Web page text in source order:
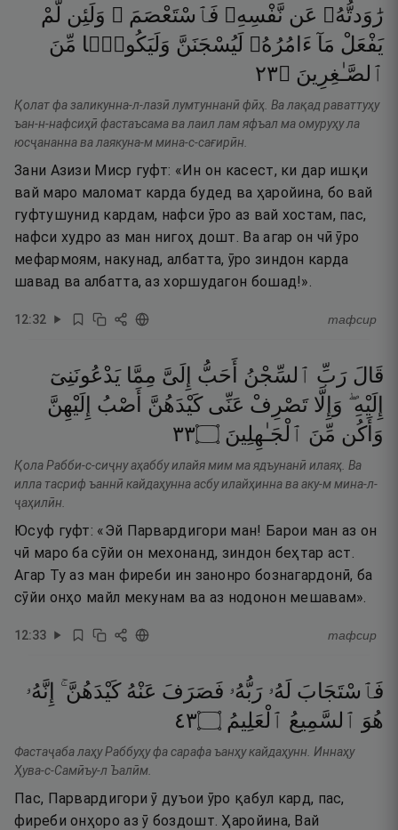
رَٰوَدتُّهُۥ عَن نَّفْسِهِۦ فَٱسْتَعْصَمَ ۖ وَلَئِن لَّمْ
يَفْعَلْ مَآ ءَامُرُهُۥ لَيُسْجَنَنَّ وَلَيَكُونًۭا مِّنَ
ٱلصَّـٰغِرِينَ ۝٣٢
Қолат фа заликунна-л-лазӣ лумтуннанӣ фӣҳ. Ва лақад раваттуҳу
ъан-н-нафсиҳӣ фастаъсама ва лаил лам яфъал ма омуруҳу ла
юсҷананна ва лаякуна-м мина-с-сағирӣн.
Зани Азизи Миср гуфт: «Ин он касест, ки дар ишқи
вай маро маломат карда будед ва ҳаройина, бо вай
гуфтушунид кардам, нафси ӯро аз вай хостам, пас,
нафси худро аз ман нигоҳ дошт. Ва агар он чӣ ӯро
мефармоям, накунад, албатта, ӯро зиндон карда
шавад ва албатта, аз хоршудагон бошад!».
12:32 тафсир
قَالَ رَبِّ ٱلسِّجْنُ أَحَبُّ إِلَىَّ مِمَّا يَدْعُونَنِىٓ
إِلَيْهِ ۖ وَإِلَّا تَصْرِفْ عَنِّى كَيْدَهُنَّ أَصْبُ
إِلَيْهِنَّ
وَأَكُن مِّنَ ٱلْجَـٰهِلِينَ ۝٣٣
Қола Рабби-с-сиҷну аҳаббу илайя мим ма ядъунанӣ илаяҳ. Ва
илла тасриф ъаннӣ кайдаҳунна асбу илайҳинна ва аку-м мина-л-
ҷаҳилӣн.
Юсуф гуфт: «Эй Парвардигори ман! Барои ман аз он
чӣ маро ба сӯйи он мехонанд, зиндон беҳтар аст.
Агар Ту аз ман фиреби ин занонро бознагардонӣ, ба
сӯйи онҳо майл мекунам ва аз нодонон мешавам».
12:33 тафсир
فَٱسْتَجَابَ لَهُۥ رَبُّهُۥ فَصَرَفَ عَنْهُ كَيْدَهُنَّ ۚ إِنَّهُۥ
هُوَ ٱلسَّمِيعُ ٱلْعَلِيمُ ۝٣٤
Фастаҷаба лаҳу Раббуҳу фа сарафа ъанҳу кайдаҳунн. Иннаҳу
Ҳува-с-Самӣъу-л Ъалӣм.
Пас, Парвардигори ӯ дуъои ӯро қабул кард, пас,
фиреби онҳоро аз ӯ боздошт. Ҳаройина, Вай